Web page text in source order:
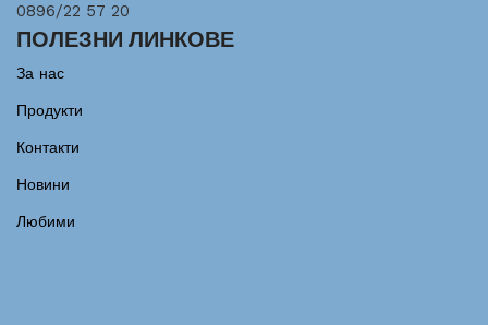
0896/22 57 20
ПОЛЕЗНИ ЛИНКОВЕ
За нас
Продукти
Контакти
Новини
Любими